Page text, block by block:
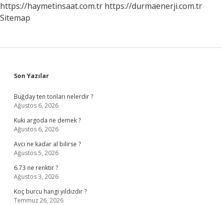
https://haymetinsaat.com.tr https://durmaenerji.com.tr
Sitemap
Sidebar
Son Yazılar
Buğday ten tonları nelerdir ?
Ağustos 6, 2026
Kuki argoda ne demek ?
Ağustos 6, 2026
Avcı ne kadar al bilirse ?
Ağustos 5, 2026
6.73 ne renktir ?
Ağustos 3, 2026
Koç burcu hangi yıldızdır ?
Temmuz 26, 2026